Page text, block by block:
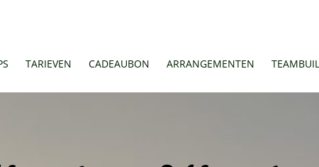
TARIEVEN CADEAUBON ARRANGEMENTEN